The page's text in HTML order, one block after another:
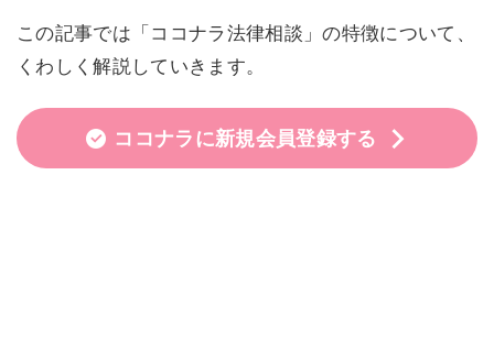
この記事では「ココナラ法律相談」の特徴について、
くわしく解説していきます。
ココナラに新規会員登録する